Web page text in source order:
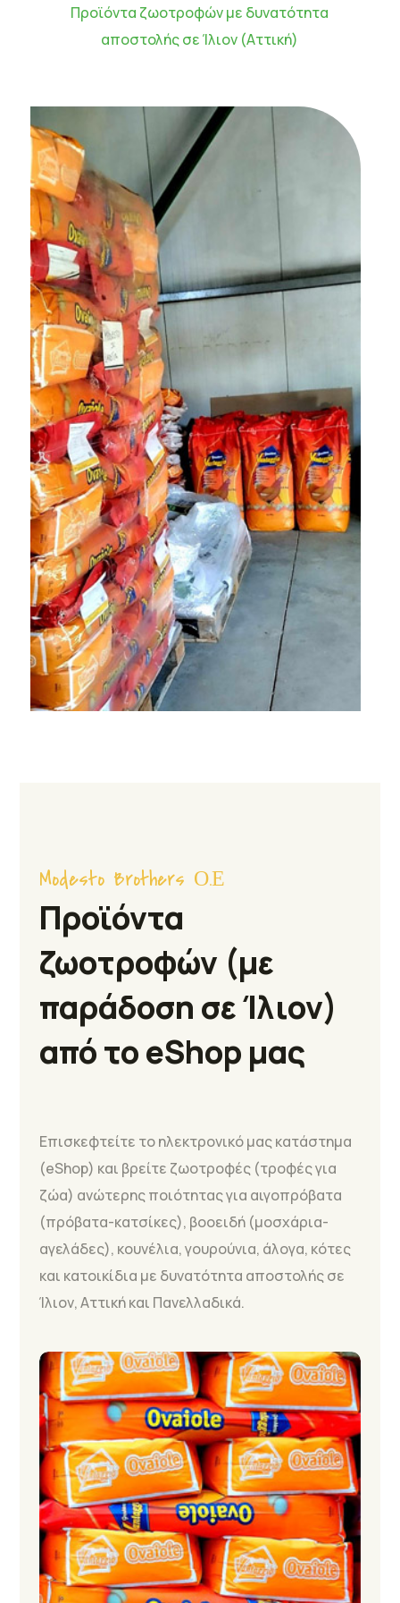
Προϊόντα ζωοτροφών με δυνατότητα
αποστολής σε Ίλιον (Αττική)
Modesto Brothers Ο.Ε
Προϊόντα
ζωοτροφών (με
παράδοση σε Ίλιον)
από το eShop μας
Επισκεφτείτε το ηλεκτρονικό μας κατάστημα
(eShop) και βρείτε ζωοτροφές (τροφές για
ζώα) ανώτερης ποιότητας για αιγοπρόβατα
(πρόβατα-κατσίκες), βοοειδή (μοσχάρια-
αγελάδες), κουνέλια, γουρούνια, άλογα, κότες
και κατοικίδια με δυνατότητα αποστολής σε
Ίλιον, Αττική και Πανελλαδικά.